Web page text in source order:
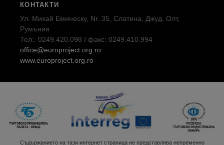
КОНТАКТИ
Ул. Михай Еминеску, Nr. 35, Слатина, Джуд. Олт,
Румъния
Тел:. 0249.420.098 / факс: 0249.410.994
office@europroject.org.ro
www.europroject.org.ro
Съдържанието на тази интернет страница не представлява непременно